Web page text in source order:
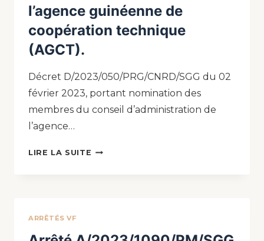
l’agence guinéenne de
coopération technique
(AGCT).
Décret D/2023/050/PRG/CNRD/SGG du 02
février 2023, portant nomination des
membres du conseil d’administration de
l’agence…
LIRE LA SUITE
ARRÊTÉS VF